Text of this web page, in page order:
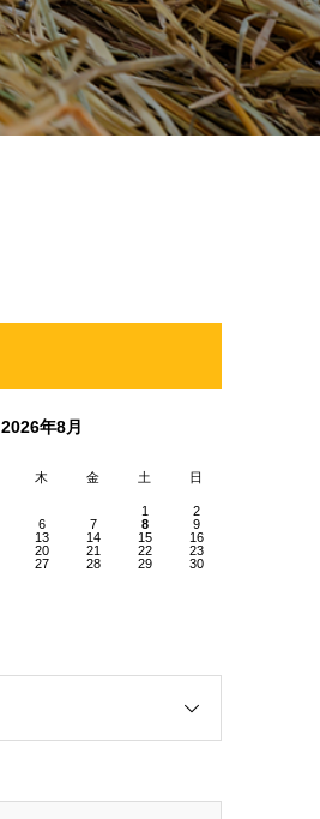
2026年8月
木 金 土 日
1
2
6 7 8
9
13 14 15
16
20 21 22
23
27 28 29
30